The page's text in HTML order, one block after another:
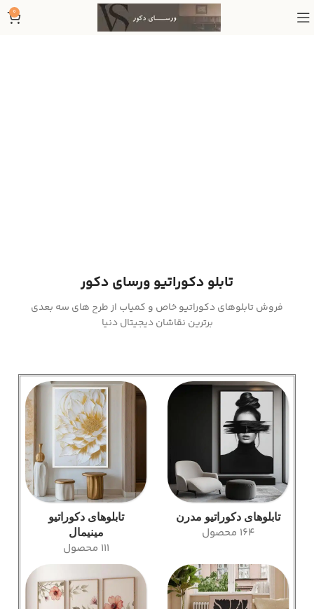
0
تابلو دکوراتیو ورسای دکور
فروش تابلوهای دکوراتیو خاص و کمیاب از طرح های سه بعدی
برترین نقاشان دیجیتال دنیا
تابلوهای دکوراتیو مدرن
164 محصول
تابلوهای دکوراتیو
مینیمال
111 محصول